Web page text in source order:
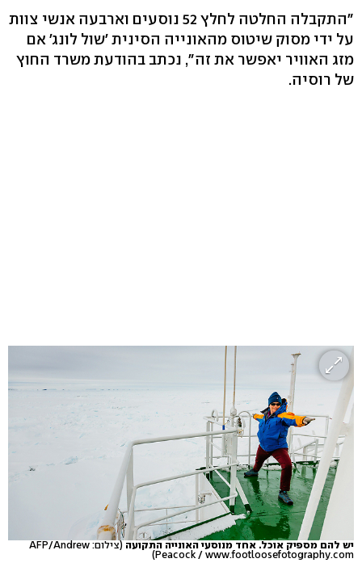
"התקבלה החלטה לחלץ 52 נוסעים וארבעה אנשי צוות
על ידי מסוק שיטוס מהאונייה הסינית 'שול לונג' אם
מזג האוויר יאפשר את זה", נכתב בהודעת משרד החוץ
של רוסיה.
יש להם מספיק אוכל. אחד מנוסעי האונייה התקועה
(צילום: AFP/Andrew
Peacock / www.footloosefotography.com)